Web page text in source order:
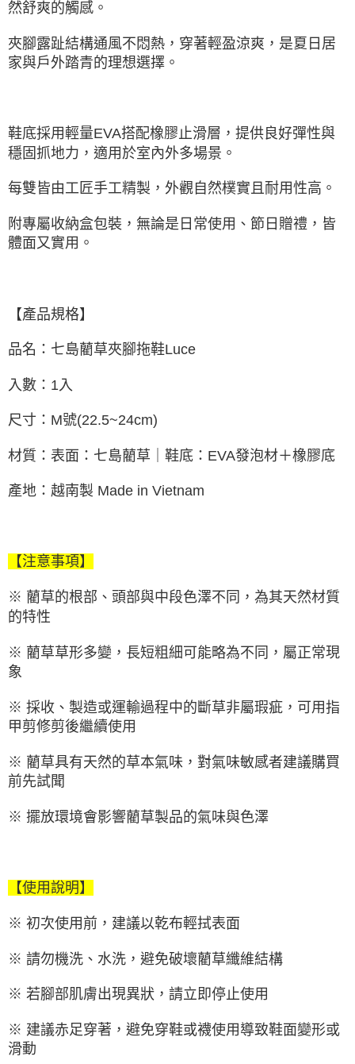
然舒爽的觸感。
夾腳露趾結構通風不悶熱，穿著輕盈涼爽，是夏日居
家與戶外踏青的理想選擇。
鞋底採用輕量EVA搭配橡膠止滑層，提供良好彈性與
穩固抓地力，適用於室內外多場景。
每雙皆由工匠手工精製，外觀自然樸實且耐用性高。
附專屬收納盒包裝，無論是日常使用、節日贈禮，皆
體面又實用。
【產品規格】
品名：七島藺草夾腳拖鞋Luce
入數：1入
尺寸：M號(22.5~24cm)
材質：表面：七島藺草｜鞋底：EVA發泡材＋橡膠底
產地：越南製 Made in Vietnam
【注意事項】
※ 藺草的根部、頭部與中段色澤不同，為其天然材質
的特性
※ 藺草草形多變，長短粗細可能略為不同，屬正常現
象
※ 採收、製造或運輸過程中的斷草非屬瑕疵，可用指
甲剪修剪後繼續使用
※ 藺草具有天然的草本氣味，對氣味敏感者建議購買
前先試聞
※ 擺放環境會影響藺草製品的氣味與色澤
【使用說明】
※ 初次使用前，建議以乾布輕拭表面
※ 請勿機洗、水洗，避免破壞藺草纖維結構
※ 若腳部肌膚出現異狀，請立即停止使用
※ 建議赤足穿著，避免穿鞋或襪使用導致鞋面變形或
滑動